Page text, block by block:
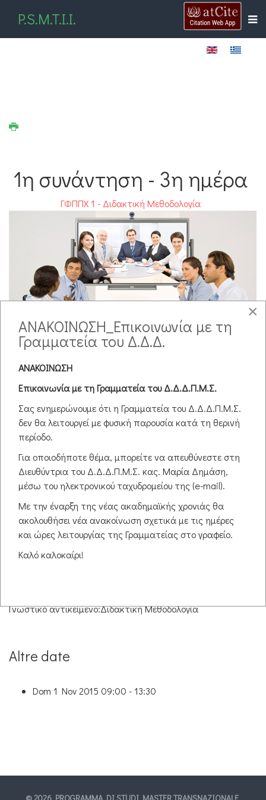
P.S.M.T.I.I.
1η συνάντηση - 3η ημέρα
ΓΦΠΠΧ 1 - Διδακτική Μεθοδολογία
Data: Dom 1 Nov 2015 09:00 - 13:30
Μεθοδολογία».
Θεματική ενότητα:Η μέθοδος project στη θεωρία και στην
Η συμβολή της μεθόδου project στην κοινωνικοποίηση
των μαθητών
Η συμβολή της μεθόδου project στην κουλτούρα του
σχολείου
Εκπαιδευτική έρευνα για τη μέθοδο project στην
Εκπαιδευτική έρευνα για τη μέθοδο project στον
διεθνή χώρο
Γνωστικό αντικείμενο:Διδακτική Μεθοδολογία
Altre date
Dom 1 Nov 2015 09:00 - 13:30
×
ΑΝΑΚΟΙΝΩΣΗ_Επικοινωνία με τη
Γραμματεία του Δ.Δ.Δ.
ΑΝΑΚΟΙΝΩΣΗ
Επικοινωνία με τη Γραμματεία του Δ.Δ.Δ.Π.Μ.Σ.
Σας ενημερώνουμε ότι η Γραμματεία του Δ.Δ.Δ.Π.Μ.Σ.
δεν θα λειτουργεί με φυσική παρουσία κατά τη θερινή
περίοδο.
Για οποιοδήποτε θέμα, μπορείτε να απευθύνεστε στη
Διευθύντρια του Δ.Δ.Δ.Π.Μ.Σ. κας. Μαρία Δημάση,
μέσω του ηλεκτρονικού ταχυδρομείου της (e-mail).
Με την έναρξη της νέας ακαδημαϊκής χρονιάς θα
ακολουθήσει νέα ανακοίνωση σχετικά με τις ημέρες
και ώρες λειτουργίας της Γραμματείας στο γραφείο.
Καλό καλοκαίρι!